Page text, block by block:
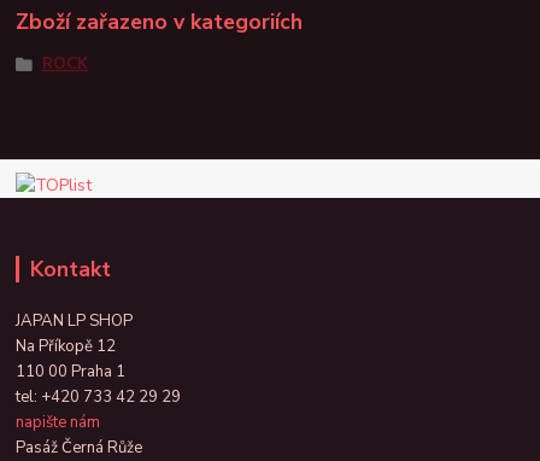
Zboží zařazeno v kategoriích
ROCK
Kontakt
JAPAN LP SHOP
Na Příkopě 12
110 00 Praha 1
tel: +420 733 42 29 29
napište nám
Pasáž Černá Růže